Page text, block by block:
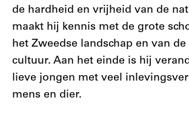
de hardheid en vrijheid van de
maakt hij kennis met de grote
het Zweedse landschap en van de
cultuur. Aan het einde is hij
lieve jongen met veel
mens en dier.